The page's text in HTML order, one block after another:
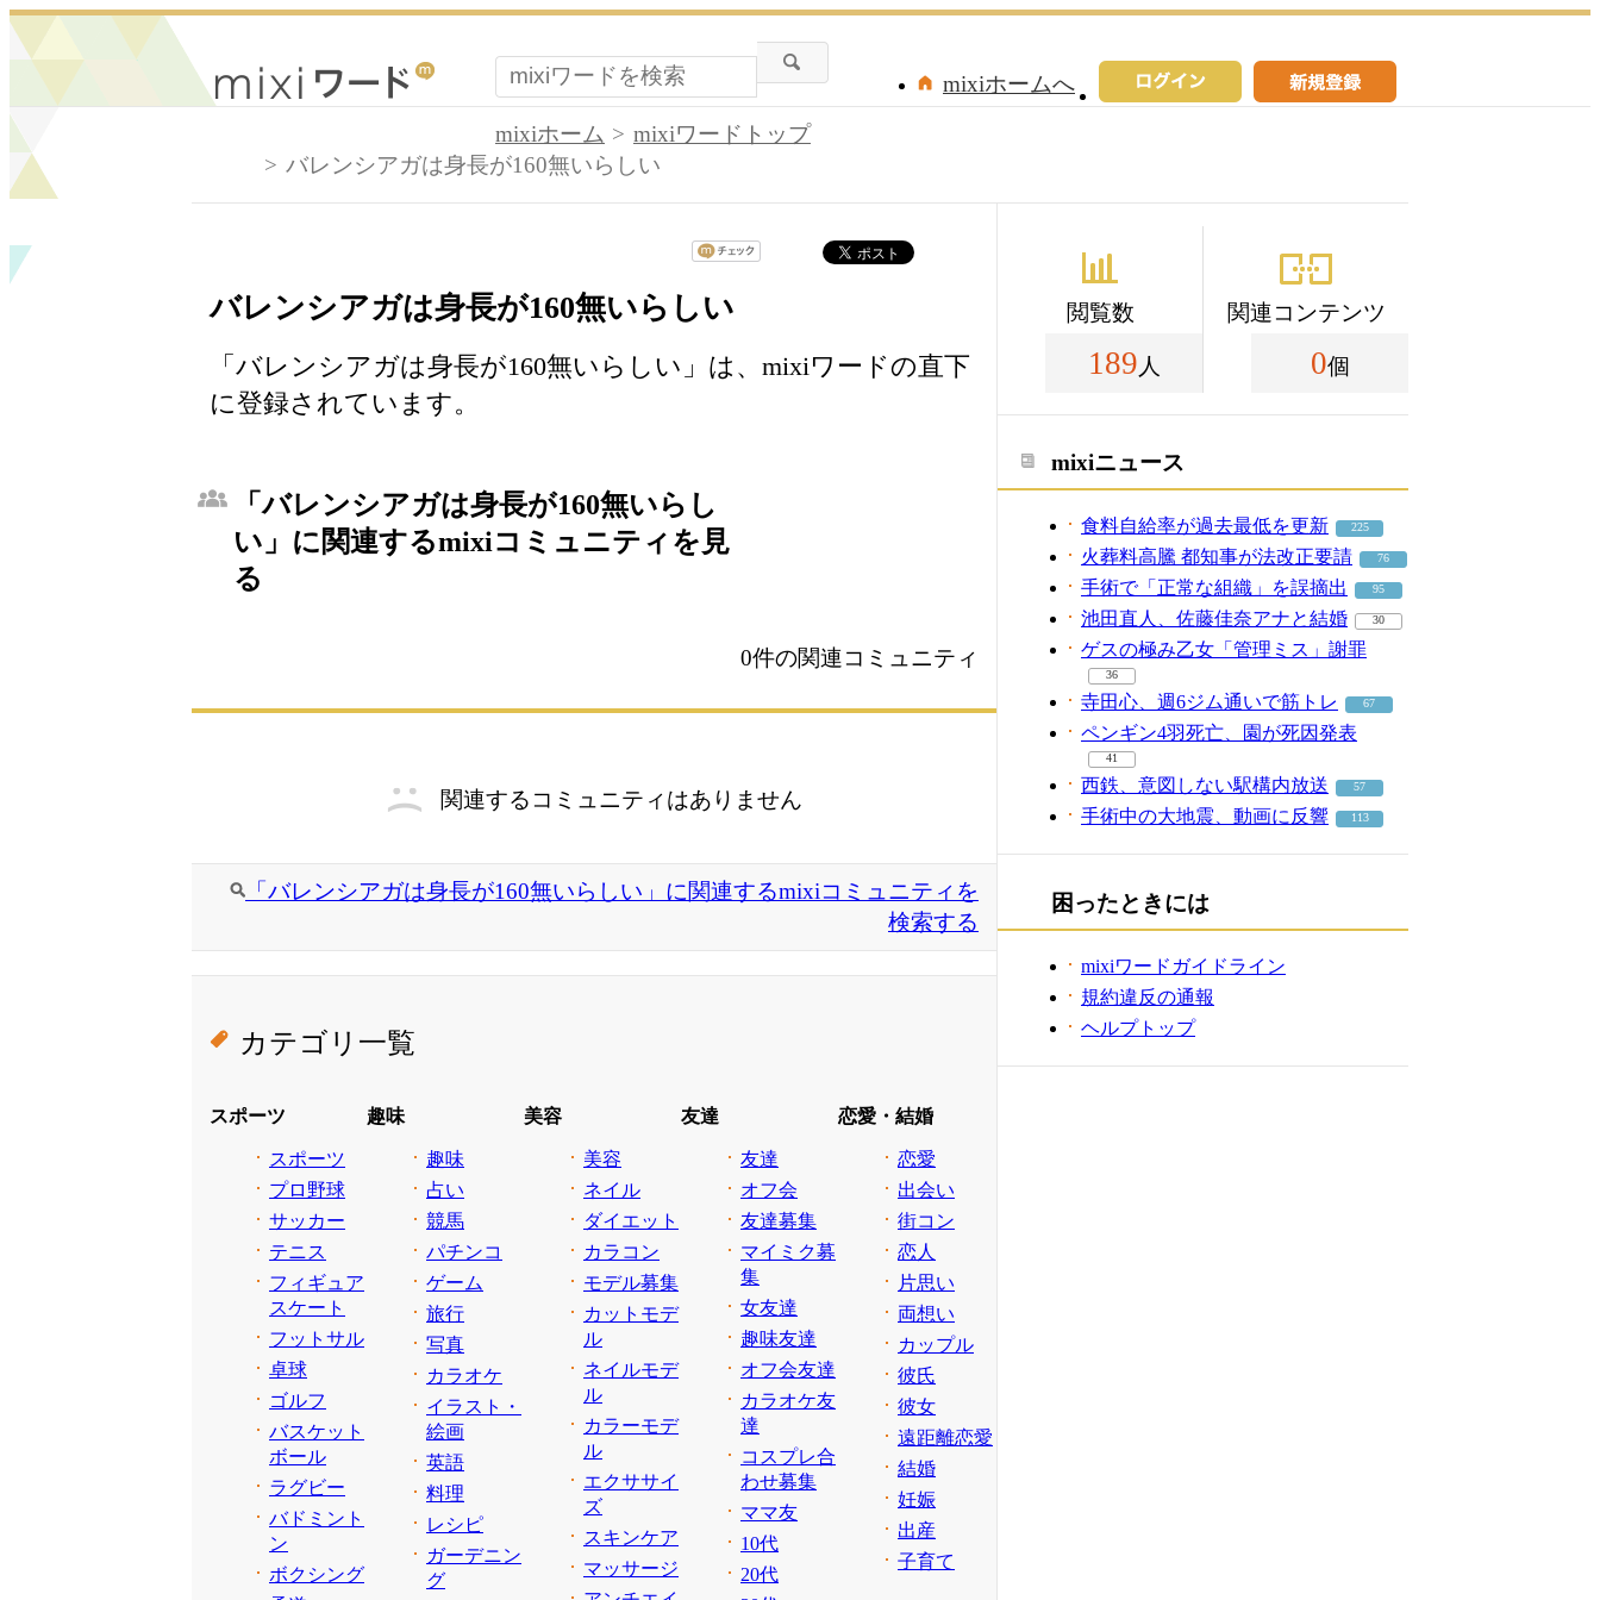
mixiホームへ
mixiホーム
mixiワードトップ
バレンシアガは身長が160無いらしい
バレンシアガは身長が160無いらしい
「バレンシアガは身長が160無いらしい」は、mixiワードの直下
に登録されています。
「バレンシアガは身長が160無いらし
い」に関連するmixiコミュニティを見
る
0件の関連コミュニティ
関連するコミュニティはありません
「バレンシアガは身長が160無いらしい」に関連するmixiコミュニティを
検索する
カテゴリ一覧
スポーツ
スポーツ
プロ野球
サッカー
テニス
フィギュア
スケート
フットサル
卓球
ゴルフ
バスケット
ボール
ラグビー
バドミント
ン
ボクシング
趣味
趣味
占い
競馬
パチンコ
ゲーム
旅行
写真
カラオケ
イラスト・
絵画
英語
料理
レシピ
ガーデニン
グ
美容
美容
ネイル
ダイエット
カラコン
モデル募集
カットモデ
ル
ネイルモデ
ル
カラーモデ
ル
エクササイ
ズ
スキンケア
マッサージ
友達
友達
オフ会
友達募集
マイミク募
集
女友達
趣味友達
オフ会友達
カラオケ友
達
コスプレ合
わせ募集
ママ友
10代
20代
恋愛・結婚
恋愛
出会い
街コン
恋人
片思い
両想い
カップル
彼氏
彼女
遠距離恋愛
結婚
妊娠
出産
子育て
閲覧数
189 人
関連コンテンツ
0個
mixiニュース
食料自給率が過去最低を更新 225
火葬料高騰 都知事が法改正要請 76
手術で「正常な組織」を誤摘出 95
池田直人、佐藤佳奈アナと結婚 30
ゲスの極み乙女「管理ミス」謝罪
36
寺田心、週6ジム通いで筋トレ 67
ペンギン4羽死亡、園が死因発表
41
西鉄、意図しない駅構内放送 57
手術中の大地震、動画に反響 113
困ったときには
mixiワードガイドライン
規約違反の通報
ヘルプトップ